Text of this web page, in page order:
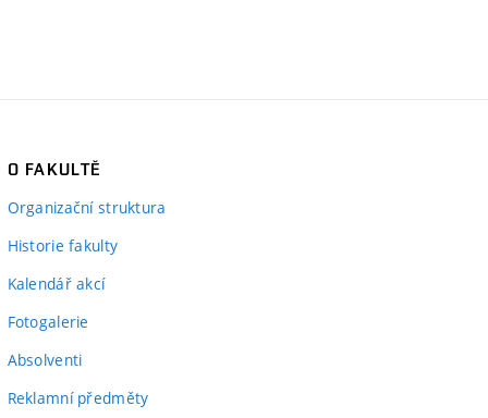
O FAKULTĚ
Organizační struktura
Historie fakulty
Kalendář akcí
Fotogalerie
Absolventi
Reklamní předměty